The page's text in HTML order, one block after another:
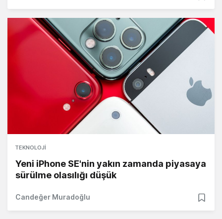
TEKNOLOJI
Yeni iPhone SE'nin yakın zamanda piyasaya
sürülme olasılığı düşük
Candeğer Muradoğlu